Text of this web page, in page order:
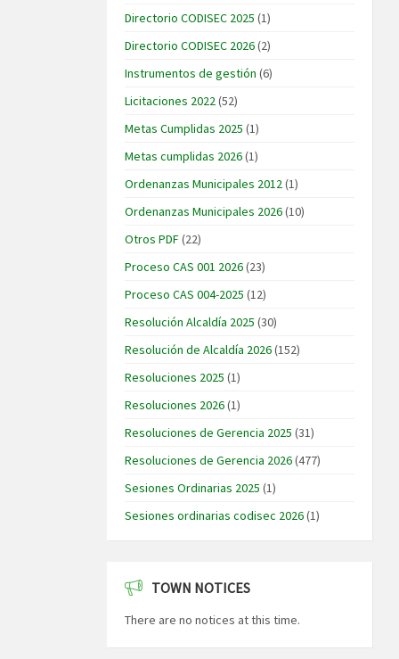
Directorio CODISEC 2025 (1)
Directorio CODISEC 2026(2)
Instrumentos de gestión (6)
Licitaciones 2022(52)
Metas Cumplidas 2025 (1)
Metas cumplidas 2026(1)
Ordenanzas Municipales 2012(1)
Ordenanzas Municipales 2026(10)
Otros PDF(22)
Proceso CAS 001 2026(23)
Proceso CAS 004-2025 (12)
Resolución Alcaldía 2025 (30)
Resolución de Alcaldía 2026(152)
Resoluciones 2025 (1)
Resoluciones 2026(1)
Resoluciones de Gerencia 2025 (31)
Resoluciones de Gerencia 2026(477)
Sesiones Ordinarias 2025 (1)
Sesiones ordinarias codisec 2026(1)
TOWN NOTICES
There are no notices at this time.